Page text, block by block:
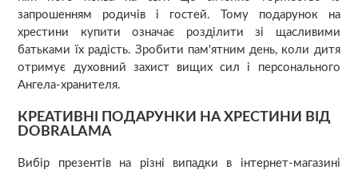
запрошенням родичів і гостей. Тому подарунок на
хрестини купити означає розділити зі щасливими
батьками їх радість. Зробити пам'ятним день, коли дитя
отримує духовний захист вищих сил і персонального
Ангела-хранителя.
КРЕАТИВНІ ПОДАРУНКИ НА ХРЕСТИНИ ВІД
DOBRALAMA
Вибір презентів на різні випадки в інтернет-магазині